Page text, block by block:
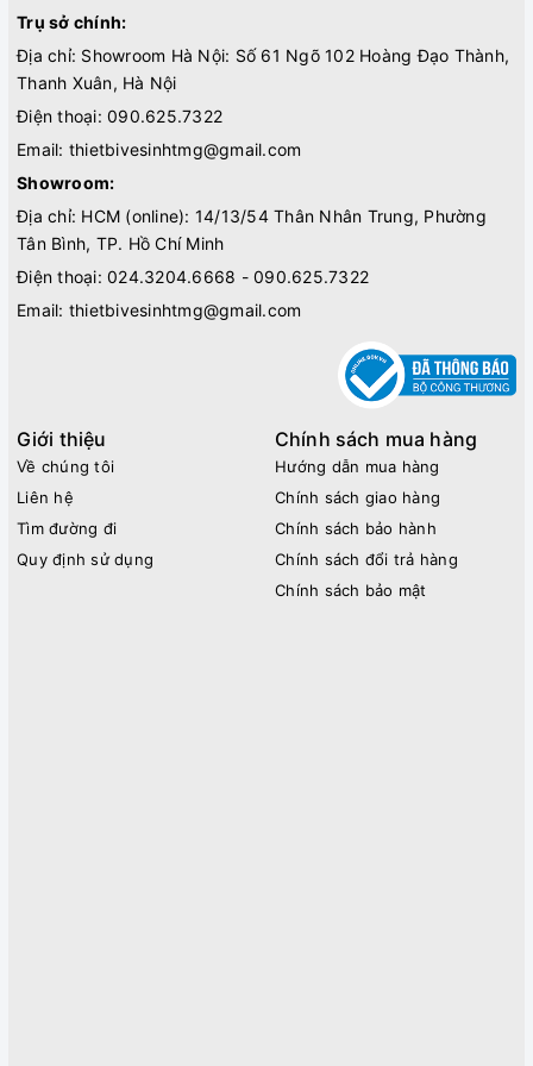
Trụ sở chính:
Địa chỉ: Showroom Hà Nội: Số 61 Ngõ 102 Hoàng Đạo Thành,
Thanh Xuân, Hà Nội
Điện thoại: 090.625.7322
Email: thietbivesinhtmg@gmail.com
Showroom:
Địa chỉ: HCM (online): 14/13/54 Thân Nhân Trung, Phường
Tân Bình, TP. Hồ Chí Minh
Điện thoại: 024.3204.6668 - 090.625.7322
Email: thietbivesinhtmg@gmail.com
Giới thiệu
Về chúng tôi
Liên hệ
Tìm đường đi
Quy định sử dụng
Chính sách mua hàng
Hướng dẫn mua hàng
Chính sách giao hàng
Chính sách bảo hành
Chính sách đổi trả hàng
Chính sách bảo mật